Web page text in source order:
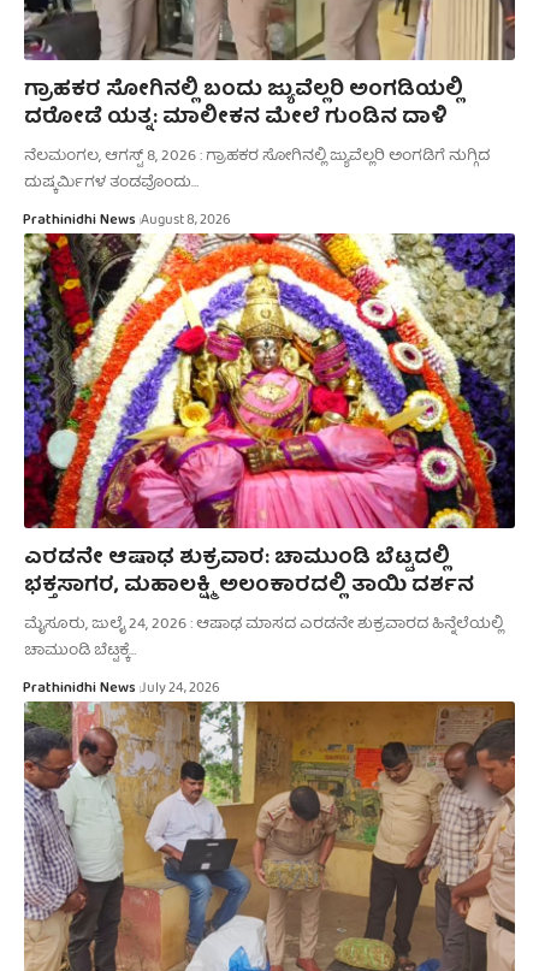
ಗ್ರಾಹಕರ ಸೋಗಿನಲ್ಲಿ ಬಂದು ಜ್ಯುವೆಲ್ಲರಿ ಅಂಗಡಿಯಲ್ಲಿ
ದರೋಡೆ ಯತ್ನ: ಮಾಲೀಕನ ಮೇಲೆ ಗುಂಡಿನ ದಾಳಿ
ನೆಲಮಂಗಲ, ಆಗಸ್ಟ್‌ 8, 2026 : ಗ್ರಾಹಕರ ಸೋಗಿನಲ್ಲಿ ಜ್ಯುವೆಲ್ಲರಿ ಅಂಗಡಿಗೆ ನುಗ್ಗಿದ
ದುಷ್ಕರ್ಮಿಗಳ ತಂಡವೊಂದು…
Prathinidhi News August 8, 2026
ಎರಡನೇ ಆಷಾಢ ಶುಕ್ರವಾರ: ಚಾಮುಂಡಿ ಬೆಟ್ಟದಲ್ಲಿ
ಭಕ್ತಸಾಗರ, ಮಹಾಲಕ್ಷ್ಮಿ ಅಲಂಕಾರದಲ್ಲಿ ತಾಯಿ ದರ್ಶನ
ಮೈಸೂರು, ಜುಲೈ 24, 2026 : ಆಷಾಢ ಮಾಸದ ಎರಡನೇ ಶುಕ್ರವಾರದ ಹಿನ್ನೆಲೆಯಲ್ಲಿ
ಚಾಮುಂಡಿ ಬೆಟ್ಟಕ್ಕೆ…
Prathinidhi News July 24, 2026